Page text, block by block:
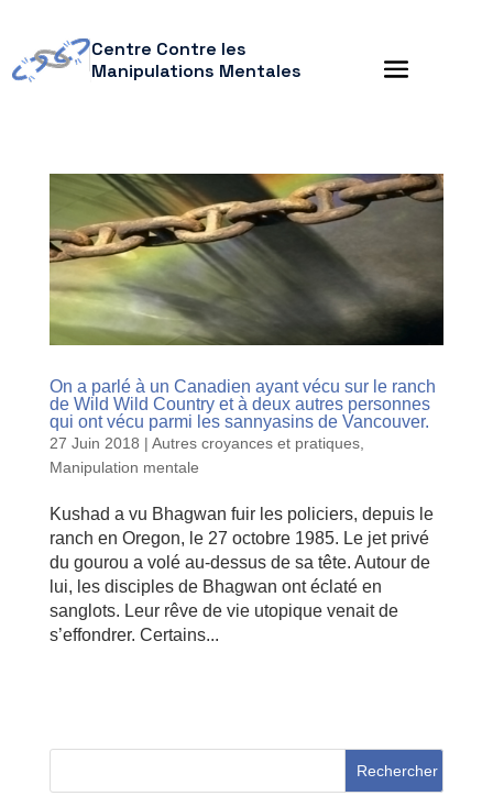
Centre Contre les
Manipulations Mentales
On a parlé à un Canadien ayant vécu sur le ranch
de Wild Wild Country et à deux autres personnes
qui ont vécu parmi les sannyasins de Vancouver.
27 Juin 2018 | Autres croyances et pratiques,
Manipulation mentale
Kushad a vu Bhagwan fuir les policiers, depuis le
ranch en Oregon, le 27 octobre 1985. Le jet privé
du gourou a volé au-dessus de sa tête. Autour de
lui, les disciples de Bhagwan ont éclaté en
sanglots. Leur rêve de vie utopique venait de
s’effondrer. Certains...